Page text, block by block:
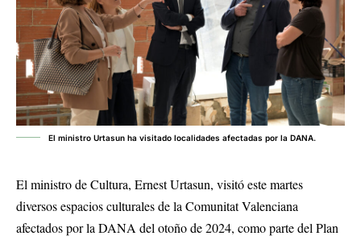
El ministro Urtasun ha visitado localidades afectadas por la DANA.
El ministro de Cultura, Ernest Urtasun, visitó este martes
diversos espacios culturales de la Comunitat Valenciana
afectados por la DANA del otoño de 2024, como parte del Plan